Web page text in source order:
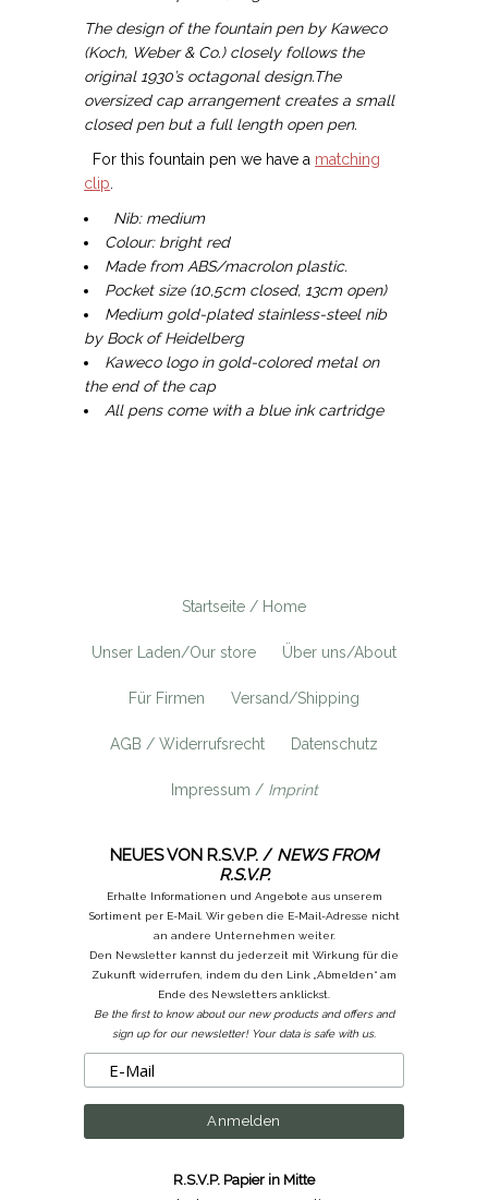
The design of the fountain pen by Kaweco
(Koch, Weber & Co.) closely follows the
original 1930’s octagonal design.The
oversized cap arrangement creates a small
closed pen but a full length open pen.
For this fountain pen we have a matching
clip
Nib: medium
Colour: bright red
Made from ABS/macrolon plastic.
Pocket size (10,5cm closed, 13cm open)
Medium gold-plated stainless-steel nib
by Bock of Heidelberg
Kaweco logo in gold-colored metal on
the end of the cap
All pens come with a blue ink cartridge
Startseite / Home
Unser Laden/Our store Über uns/About
Für Firmen Versand/Shipping
AGB / Widerrufsrecht Datenschutz
Impressum / Imprint
NEUES VON R.S.V.P. / NEWS FROM
R.S.V.P.
Erhalte Informationen und Angebote aus unserem
Sortiment per E-Mail. Wir geben die E-Mail-Adresse nicht
an andere Unternehmen weiter.
Den Newsletter kannst du jederzeit mit Wirkung für die
Zukunft widerrufen, indem du den Link „Abmelden“ am
Ende des Newsletters anklickst.
Be the first to know about our new products and offers and
sign up for our newsletter! Your data is safe with us.
R.S.V.P. Papier in Mitte